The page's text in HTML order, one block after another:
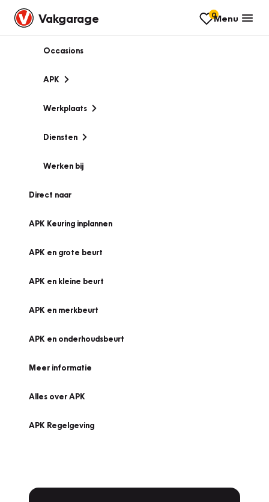
Vakgarage 0Menu
Occasions
APK
Werkplaats
Diensten
Werken bij
Direct naar
APK Keuring inplannen
APK en grote beurt
APK en kleine beurt
APK en merkbeurt
APK en onderhoudsbeurt
Meer informatie
Alles over APK
APK Regelgeving